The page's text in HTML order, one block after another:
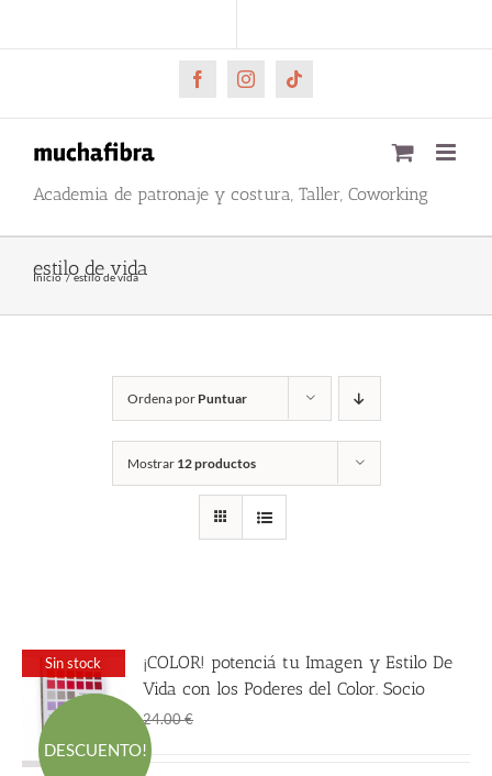
al
FacebookInstagramTiktok
Academia de patronaje y costura, Taller, Coworking
estilo de vida
Inicio estilo de vida
Ordena por Puntuar
Mostrar 12 productos
Sin stock
DESCUENTO!
¡COLOR! potenciá tu Imagen y Estilo De
Vida con los Poderes del Color. Socio
24.00€